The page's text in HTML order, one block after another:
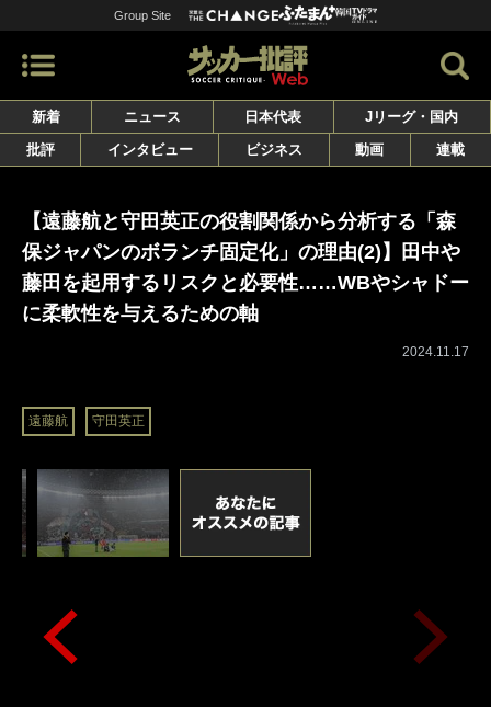
Group Site
新着 ニュース 日本代表
Jリーグ・国内
批評
インタビュー ビジネス 動画 連載
【遠藤航と守田英正の役割関係から分析する「森
保ジャパンのボランチ固定化」の理由(2)】田中や
藤田を起用するリスクと必要性……WBやシャドー
に柔軟性を与えるための軸
2024.11.17
遠藤航 守田英正